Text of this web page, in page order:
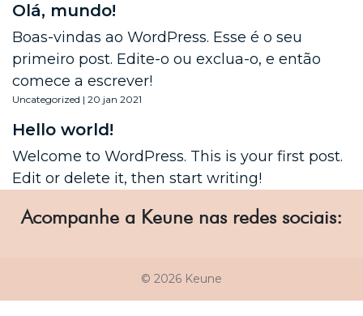
Olá, mundo!
Boas-vindas ao WordPress. Esse é o seu
primeiro post. Edite-o ou exclua-o, e então
comece a escrever!
Uncategorized | 20 jan 2021
Hello world!
Welcome to WordPress. This is your first post.
Edit or delete it, then start writing!
Acompanhe a Keune nas redes sociais:
© 2026 Keune